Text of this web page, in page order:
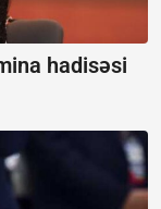
hadisəsi